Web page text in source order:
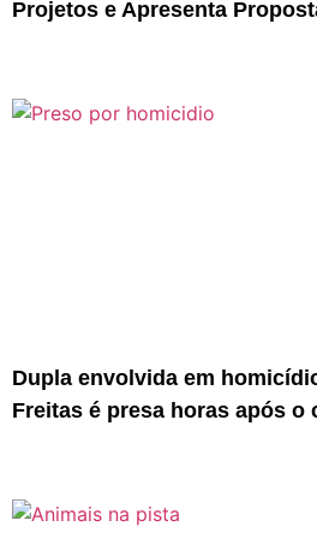
Projetos e Apresenta
Dupla envolvida em
Freitas é presa horas após o